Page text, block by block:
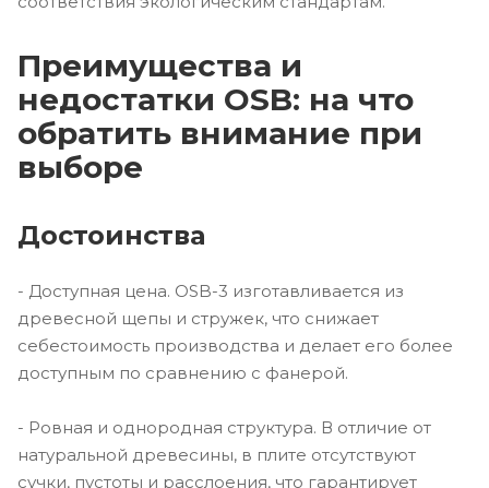
Преимущества и
недостатки OSB: на что
обратить внимание при
выборе
Достоинства
- Доступная цена. OSB-3 изготавливается из
древесной щепы и стружек, что снижает
себестоимость производства и делает его более
доступным по сравнению с фанерой.
- Ровная и однородная структура. В отличие от
натуральной древесины, в плите отсутствуют
сучки, пустоты и расслоения, что гарантирует